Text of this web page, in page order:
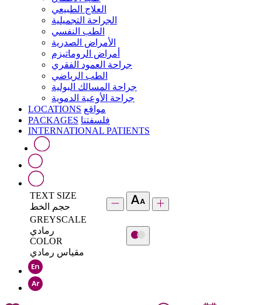
العلاج الطبيعي
الجراحة التجميلية
الطب النفسي
الأمراض الصدرية
أمراض الروماتيزم
جراحة العمود الفقري
الطب الرياضي
جراحة المسالك البولية
جراحة الأوعية الدموية
LOCATIONS مواقع
PACKAGES فلسفتنا
INTERNATIONAL PATIENTS
TEXT SIZE
حجم الخط
GREYSCALE
رمادي
COLOR
مقياس رمادي